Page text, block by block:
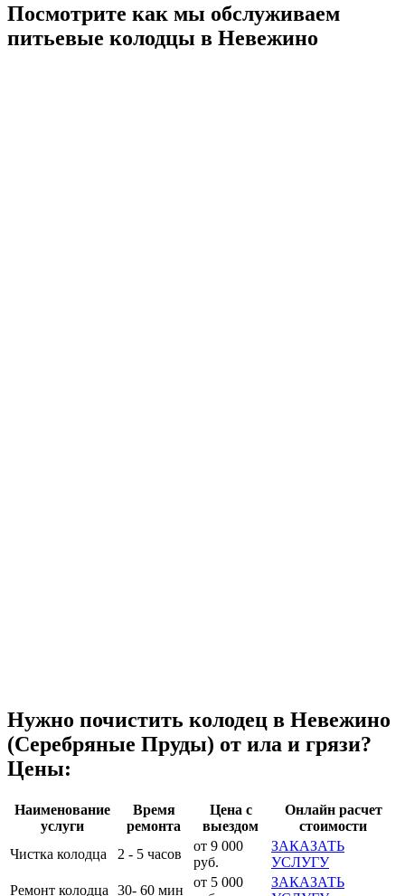
Посмотрите как мы обслуживаем
питьевые колодцы в Невежино
Нужно почистить колодец в Невежино
(Серебряные Пруды) от ила и грязи?
Цены:
Наименование
услуги
Время
ремонта
Цена с
выездом
Онлайн расчет
стоимости
Чистка колодца
2 - 5 часов
от 9 000
руб.
ЗАКАЗАТЬ
УСЛУГУ
Ремонт колодца
30- 60 мин
от 5 000
ЗАКАЗАТЬ